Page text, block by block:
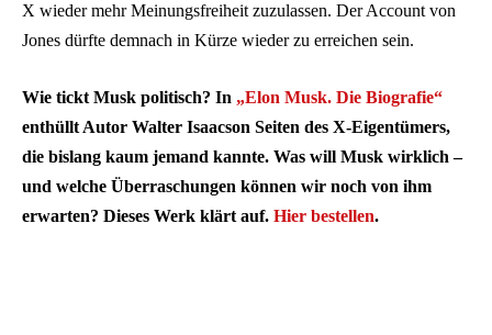
X wieder mehr Meinungsfreiheit zuzulassen. Der Account von
Jones dürfte demnach in Kürze wieder zu erreichen sein.
Wie tickt Musk politisch? In „Elon Musk. Die Biografie“
enthüllt Autor Walter Isaacson Seiten des X-Eigentümers,
die bislang kaum jemand kannte. Was will Musk wirklich –
und welche Überraschungen können wir noch von ihm
erwarten? Dieses Werk klärt auf. Hier bestellen.